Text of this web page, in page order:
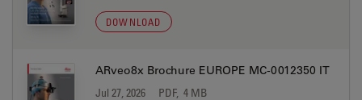
DOWNLOAD
ARveo8x Brochure EUROPE MC-0012350 IT
Jul 27, 2026 PDF, 4 MB